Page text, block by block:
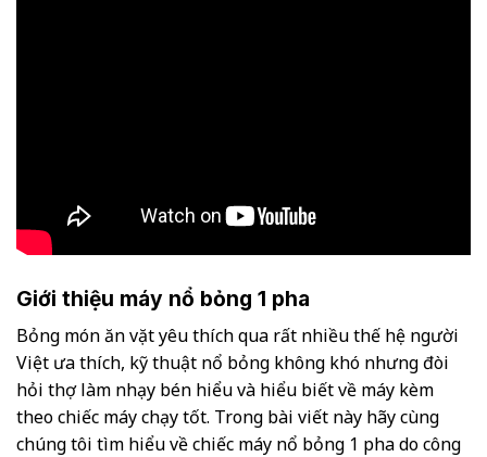
Giới thiệu máy nổ bỏng 1 pha
Bỏng món ăn vặt yêu thích qua rất nhiều thế hệ người
Việt ưa thích, kỹ thuật nổ bỏng không khó nhưng đòi
hỏi thợ làm nhạy bén hiểu và hiểu biết về máy kèm
theo chiếc máy chạy tốt. Trong bài viết này hãy cùng
chúng tôi tìm hiểu về chiếc máy nổ bỏng 1 pha do công